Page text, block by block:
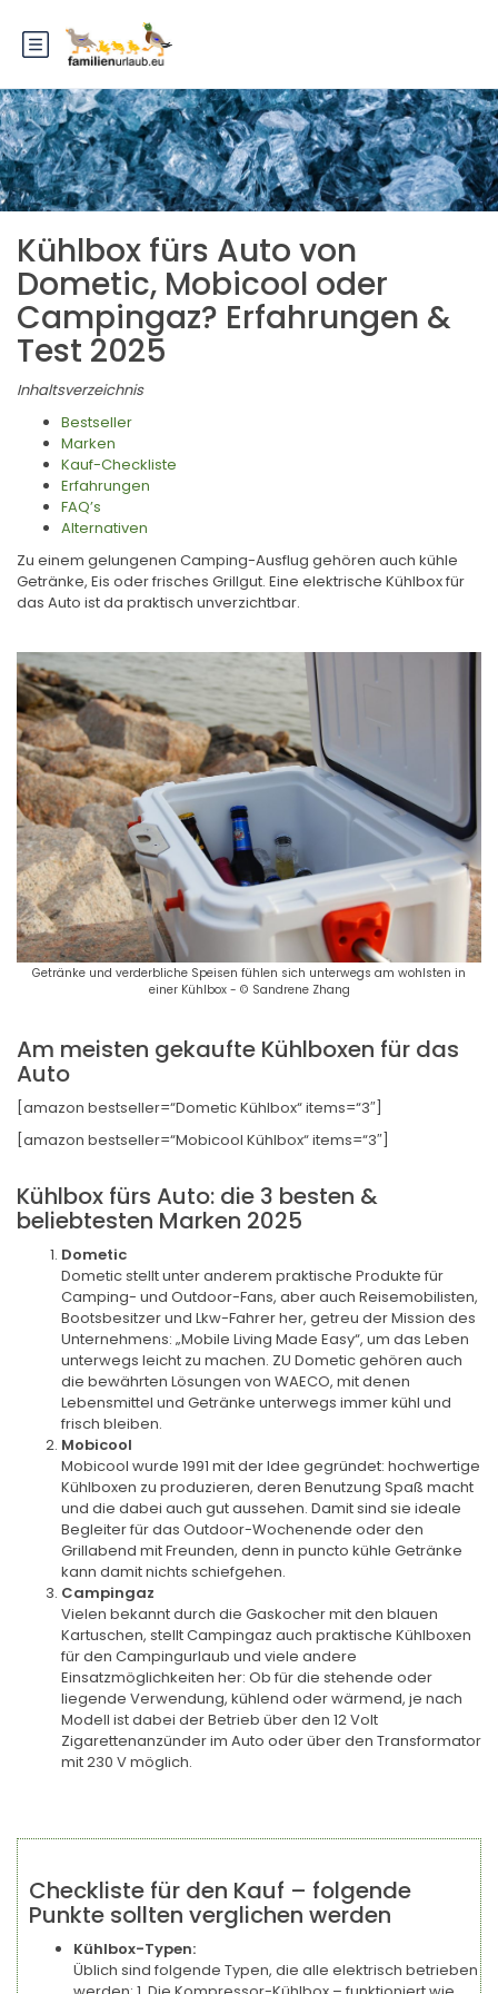
Kühlbox fürs Auto von
Dometic, Mobicool oder
Campingaz? Erfahrungen &
Test 2025
Inhaltsverzeichnis
Bestseller
Marken
Kauf-Checkliste
Erfahrungen
FAQ’s
Alternativen
Zu einem gelungenen Camping-Ausflug gehören auch kühle
Getränke, Eis oder frisches Grillgut. Eine elektrische Kühlbox für
das Auto ist da praktisch unverzichtbar.
Getränke und verderbliche Speisen fühlen sich unterwegs am wohlsten in
einer Kühlbox - © Sandrene Zhang
Am meisten gekaufte Kühlboxen für das
Auto
[amazon bestseller=“Dometic Kühlbox“ items=“3″]
[amazon bestseller=“Mobicool Kühlbox“ items=“3″]
Kühlbox fürs Auto: die 3 besten &
beliebtesten Marken 2025
Dometic
Dometic stellt unter anderem praktische Produkte für
Camping- und Outdoor-Fans, aber auch Reisemobilisten,
Bootsbesitzer und Lkw-Fahrer her, getreu der Mission des
Unternehmens: „Mobile Living Made Easy“, um das Leben
unterwegs leicht zu machen. ZU Dometic gehören auch
die bewährten Lösungen von WAECO, mit denen
Lebensmittel und Getränke unterwegs immer kühl und
frisch bleiben.
Mobicool
Mobicool wurde 1991 mit der Idee gegründet: hochwertige
Kühlboxen zu produzieren, deren Benutzung Spaß macht
und die dabei auch gut aussehen. Damit sind sie ideale
Begleiter für das Outdoor-Wochenende oder den
Grillabend mit Freunden, denn in puncto kühle Getränke
kann damit nichts schiefgehen.
Campingaz
Vielen bekannt durch die Gaskocher mit den blauen
Kartuschen, stellt Campingaz auch praktische Kühlboxen
für den Campingurlaub und viele andere
Einsatzmöglichkeiten her: Ob für die stehende oder
liegende Verwendung, kühlend oder wärmend, je nach
Modell ist dabei der Betrieb über den 12 Volt
Zigarettenanzünder im Auto oder über den Transformator
mit 230 V möglich.
Checkliste für den Kauf – folgende
Punkte sollten verglichen werden
Kühlbox-Typen:
Üblich sind folgende Typen, die alle elektrisch betrieben